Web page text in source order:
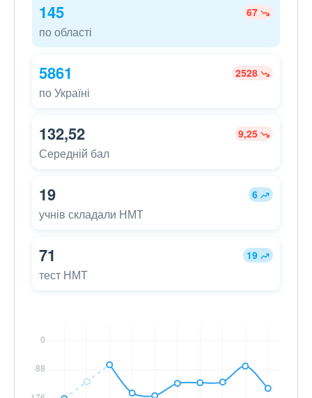
145 67
по області
5861 2528
по Україні
132,52 9,25
Середній бал
19 6
учнів складали НМТ
71 19
тест НМТ